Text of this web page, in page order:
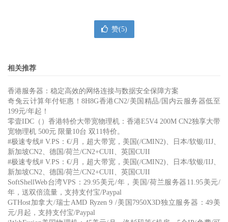
赞(5)
相关推荐
香港服务器：稳定高效的网络连接与数据安全保障方案
奇兔云计算年付钜惠！8H8G香港CN2/美国精品/国内云服务器低至
199元/年起！
零壹IDC（）香港特价大带宽物理机：香港E5V4 200M CN2独享大带
宽物理机 500元 限量10台 双11特价。
#极速专线# V.PS：€/月，超大带宽，美国(/CMIN2)、日本/软银/IIJ、
新加坡CN2、德国/荷兰/CN2+CUII、英国CUII
#极速专线# V.PS：€/月，超大带宽，美国(/CMIN2)、日本/软银/IIJ、
新加坡CN2、德国/荷兰/CN2+CUII、英国CUII
SoftShellWeb台湾VPS：29.95美元/年，美国/荷兰服务器11.95美元/
年，送双倍流量，支持支付宝/Paypal
GTHost加拿大/瑞士AMD Ryzen 9 /美国7950X3D独立服务器：49美
元/月起，支持支付宝/Paypal